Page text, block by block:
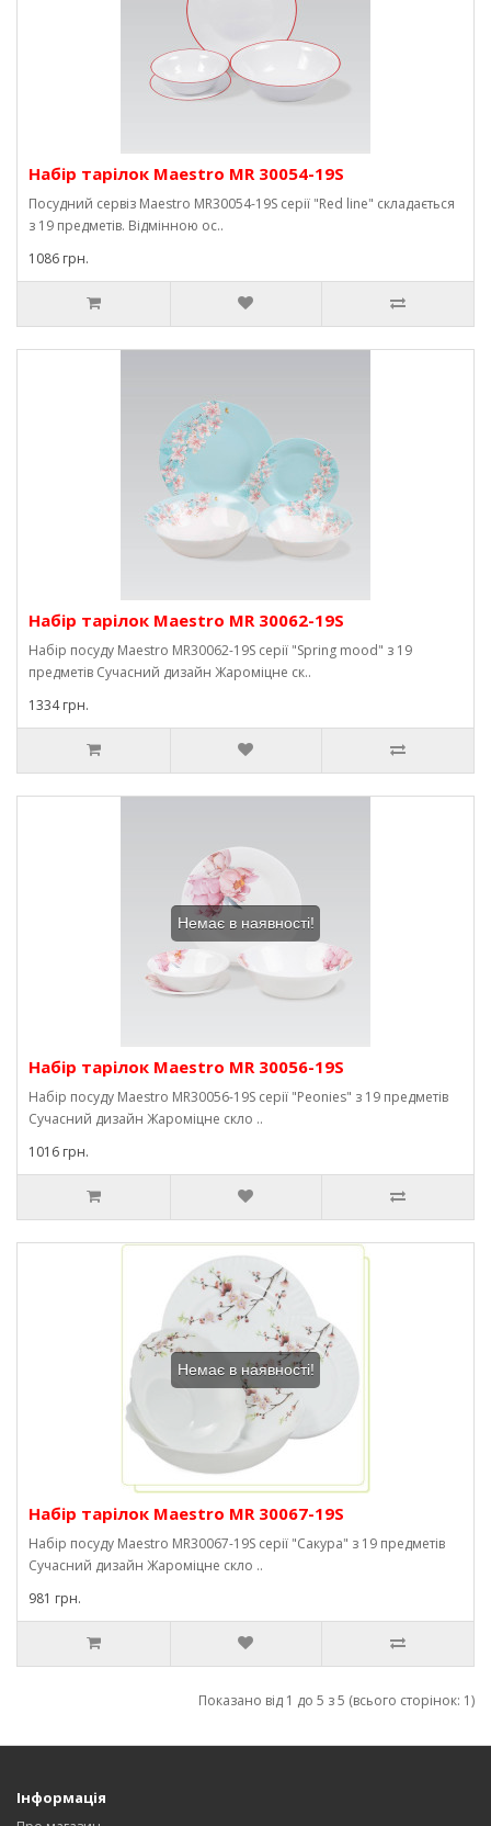
Набір тарілок Maestro MR 30054-19S
Посудний сервіз Maestro MR30054-19S серії "Red line" складається
з 19 предметів. Відмінною ос..
1086 грн.
Набір тарілок Maestro MR 30062-19S
Набір посуду Maestro MR30062-19S серії "Spring mood" з 19
предметів Сучасний дизайн Жароміцне ск..
1334 грн.
Немає в наявності!
Набір тарілок Maestro MR 30056-19S
Набір посуду Maestro MR30056-19S серії "Peonies" з 19 предметів
Сучасний дизайн Жароміцне скло ..
1016 грн.
Немає в наявності!
Набір тарілок Maestro MR 30067-19S
Набір посуду Maestro MR30067-19S серії "Сакура" з 19 предметів
Сучасний дизайн Жароміцне скло ..
981 грн.
Показано від 1 до 5 з 5 (всього сторінок: 1)
Інформація